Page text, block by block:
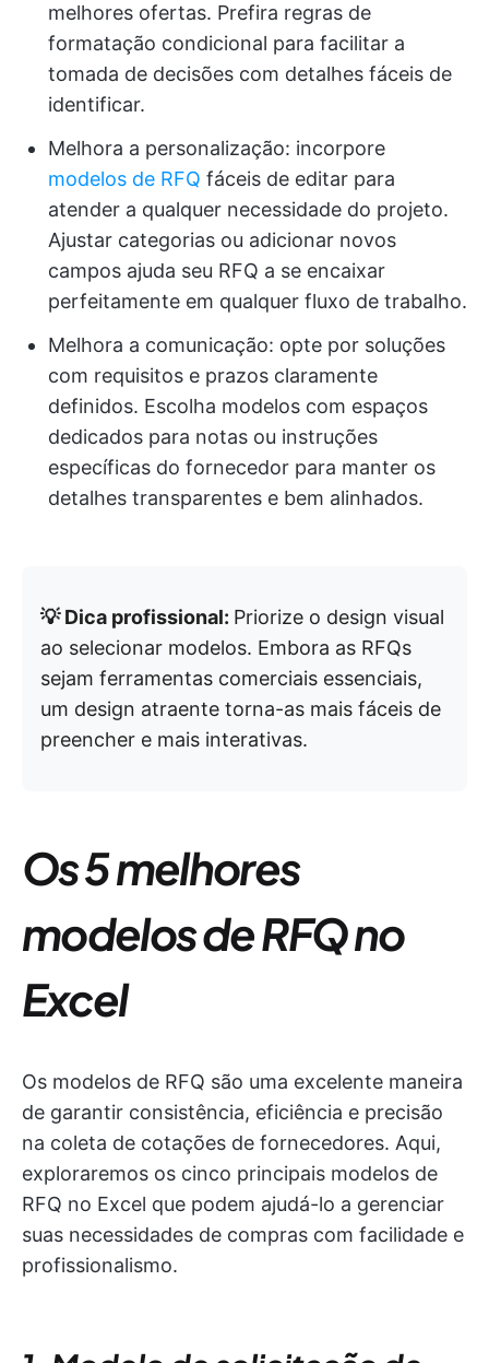
melhores ofertas. Prefira regras de
formatação condicional para facilitar a
tomada de decisões com detalhes fáceis de
identificar.
Melhora a personalização: incorpore
modelos de RFQ fáceis de editar para
atender a qualquer necessidade do projeto.
Ajustar categorias ou adicionar novos
campos ajuda seu RFQ a se encaixar
perfeitamente em qualquer fluxo de trabalho.
Melhora a comunicação: opte por soluções
com requisitos e prazos claramente
definidos. Escolha modelos com espaços
dedicados para notas ou instruções
específicas do fornecedor para manter os
detalhes transparentes e bem alinhados.
💡 Dica profissional: Priorize o design visual
ao selecionar modelos. Embora as RFQs
sejam ferramentas comerciais essenciais,
um design atraente torna-as mais fáceis de
preencher e mais interativas.
Os 5 melhores
modelos de RFQ no
Excel
Os modelos de RFQ são uma excelente maneira
de garantir consistência, eficiência e precisão
na coleta de cotações de fornecedores. Aqui,
exploraremos os cinco principais modelos de
RFQ no Excel que podem ajudá-lo a gerenciar
suas necessidades de compras com facilidade e
profissionalismo.